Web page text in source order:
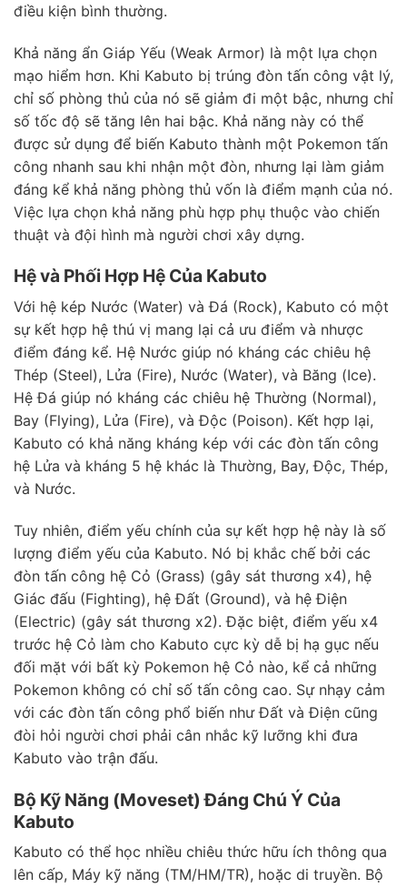
điều kiện bình thường.
Khả năng ẩn Giáp Yếu (Weak Armor) là một lựa chọn
mạo hiểm hơn. Khi Kabuto bị trúng đòn tấn công vật lý,
chỉ số phòng thủ của nó sẽ giảm đi một bậc, nhưng chỉ
số tốc độ sẽ tăng lên hai bậc. Khả năng này có thể
được sử dụng để biến Kabuto thành một Pokemon tấn
công nhanh sau khi nhận một đòn, nhưng lại làm giảm
đáng kể khả năng phòng thủ vốn là điểm mạnh của nó.
Việc lựa chọn khả năng phù hợp phụ thuộc vào chiến
thuật và đội hình mà người chơi xây dựng.
Hệ và Phối Hợp Hệ Của Kabuto
Với hệ kép Nước (Water) và Đá (Rock), Kabuto có một
sự kết hợp hệ thú vị mang lại cả ưu điểm và nhược
điểm đáng kể. Hệ Nước giúp nó kháng các chiêu hệ
Thép (Steel), Lửa (Fire), Nước (Water), và Băng (Ice).
Hệ Đá giúp nó kháng các chiêu hệ Thường (Normal),
Bay (Flying), Lửa (Fire), và Độc (Poison). Kết hợp lại,
Kabuto có khả năng kháng kép với các đòn tấn công
hệ Lửa và kháng 5 hệ khác là Thường, Bay, Độc, Thép,
và Nước.
Tuy nhiên, điểm yếu chính của sự kết hợp hệ này là số
lượng điểm yếu của Kabuto. Nó bị khắc chế bởi các
đòn tấn công hệ Cỏ (Grass) (gây sát thương x4), hệ
Giác đấu (Fighting), hệ Đất (Ground), và hệ Điện
(Electric) (gây sát thương x2). Đặc biệt, điểm yếu x4
trước hệ Cỏ làm cho Kabuto cực kỳ dễ bị hạ gục nếu
đối mặt với bất kỳ Pokemon hệ Cỏ nào, kể cả những
Pokemon không có chỉ số tấn công cao. Sự nhạy cảm
với các đòn tấn công phổ biến như Đất và Điện cũng
đòi hỏi người chơi phải cân nhắc kỹ lưỡng khi đưa
Kabuto vào trận đấu.
Bộ Kỹ Năng (Moveset) Đáng Chú Ý Của
Kabuto
Kabuto có thể học nhiều chiêu thức hữu ích thông qua
lên cấp, Máy kỹ năng (TM/HM/TR), hoặc di truyền. Bộ